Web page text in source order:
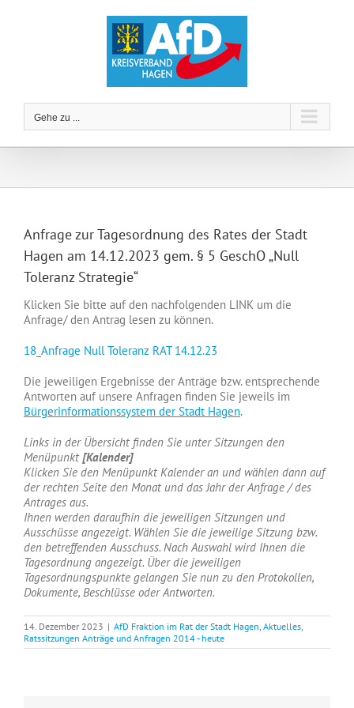
Gehe zu ...
Anfrage zur Tagesordnung des Rates der Stadt
Hagen am 14.12.2023 gem. § 5 GeschO „Null
Toleranz Strategie“
Klicken Sie bitte auf den nachfolgenden LINK um die
Anfrage/ den Antrag lesen zu können.
18_Anfrage Null Toleranz RAT 14.12.23
Die jeweiligen Ergebnisse der Anträge bzw. entsprechende
Antworten auf unsere Anfragen finden Sie jeweils im
Bürgerinformationssystem der Stadt Hagen.
Links in der Übersicht finden Sie unter Sitzungen den
Menüpunkt [Kalender]
Klicken Sie den Menüpunkt Kalender an und wählen dann auf
der rechten Seite den Monat und das Jahr der Anfrage / des
Antrages aus.
Ihnen werden daraufhin die jeweiligen Sitzungen und
Ausschüsse angezeigt. Wählen Sie die jeweilige Sitzung bzw.
den betreffenden Ausschuss. Nach Auswahl wird Ihnen die
Tagesordnung angezeigt. Über die jeweiligen
Tagesordnungspunkte gelangen Sie nun zu den Protokollen,
Dokumente, Beschlüsse oder Antworten.
14. Dezember 2023 | AfD Fraktion im Rat der Stadt Hagen, Aktuelles,
Ratssitzungen Anträge und Anfragen 2014 - heute